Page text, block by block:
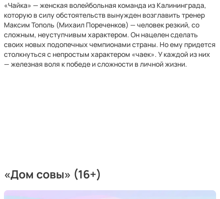
«Чайка» — женская волейбольная команда из Калининграда,
которую в силу обстоятельств вынужден возглавить тренер
Максим Тополь (Михаил Пореченков) — человек резкий, со
сложным, неуступчивым характером. Он нацелен сделать
своих новых подопечных чемпионами страны. Но ему придется
столкнуться с непростым характером «чаек». У каждой из них
— железная воля к победе и сложности в личной жизни.
«Дом совы» (16+)